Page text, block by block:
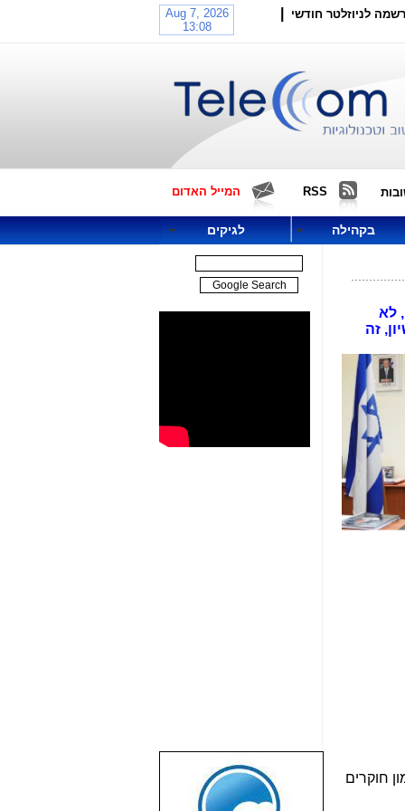
לניוזלטר חודשי
RSS המייל האדום
בקהילה לגיקים
הבכירים במשרד התקשורת ובקבוצת בזק, בעקבות מה שמכונה "תיק 4000", לא
זה
חוקרים
שבוע טוב לכל
הגולשים באשר